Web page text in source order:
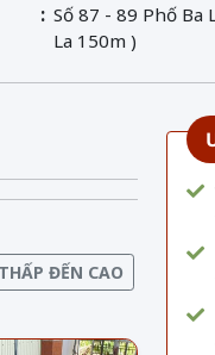
Số 87 - 89 Phố Ba
La 150m )
ĐẾN CAO